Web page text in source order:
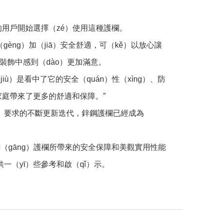
戶開始選擇（zé）使用這種護欄。
）加（jiā）安全舒適，可（kě）以放心讓
飾中感到（dào）更加滿意。
）是看中了它的安全（quán）性（xìng）、防
帶來了更多的舒適和保障。”
求的不斷更新迭代，鋅鋼護欄已經成為
gāng）護欄所帶來的安全保障和美觀實用性能
（yī）些參考和啟（qǐ）示。